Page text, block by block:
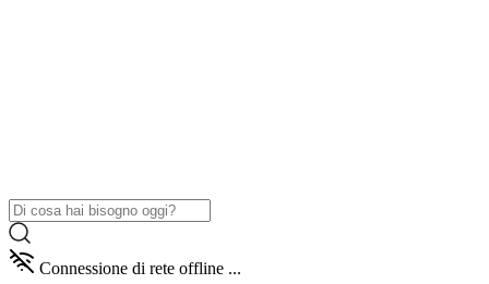
Connessione di rete offline ...